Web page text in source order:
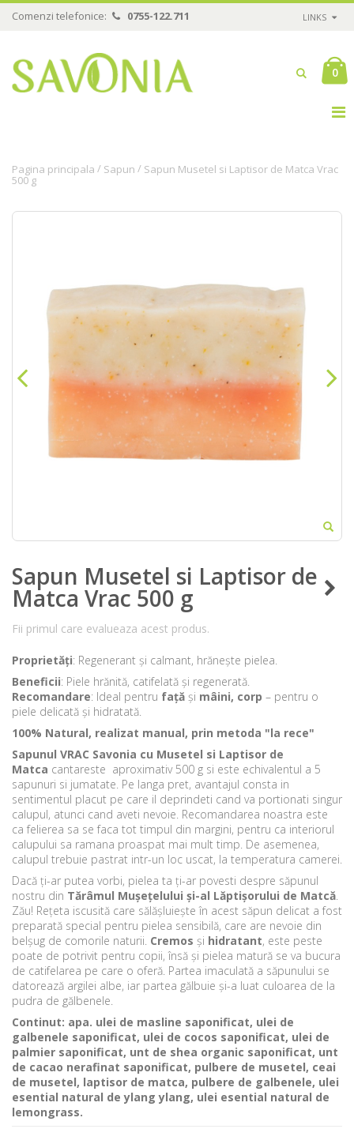
Comenzi telefonice: 0755-122.711 LINKS
0
Pagina principala / Sapun / Sapun Musetel si Laptisor de Matca Vrac
500 g
Sapun Musetel si Laptisor de
Matca Vrac 500 g
Fii primul care evalueaza acest produs.
Proprietăți: Regenerant și calmant, hrănește pielea.
Beneficii: Piele hrănită, catifelată și regenerată.
Recomandare: Ideal pentru față și mâini, corp – pentru o
piele delicată și hidratată.
100% Natural, realizat manual, prin metoda "la rece"
Sapunul VRAC Savonia cu Musetel si Laptisor de
Matca cantareste aproximativ 500 g si este echivalentul a 5
sapunuri si jumatate. Pe langa pret, avantajul consta in
sentimentul placut pe care il deprindeti cand va portionati singur
calupul, atunci cand aveti nevoie. Recomandarea noastra este
ca felierea sa se faca tot timpul din margini, pentru ca interiorul
calupului sa ramana proaspat mai mult timp. De asemenea,
calupul trebuie pastrat intr-un loc uscat, la temperatura camerei.
Dacă ți-ar putea vorbi, pielea ta ți-ar povesti despre săpunul
nostru din Tărâmul Mușețelului și-al Lăptișorului de Matcă.
Zău! Rețeta iscusită care sălășluiește în acest săpun delicat a fost
preparată special pentru pielea sensibilă, care are nevoie din
belșug de comorile naturii. Cremos și hidratant, este peste
poate de potrivit pentru copii, însă și pielea matură se va bucura
de catifelarea pe care o oferă. Partea imaculată a săpunului se
datorează argilei albe, iar partea gălbuie și-a luat culoarea de la
pudra de gălbenele.
Continut: apa. ulei de masline saponificat, ulei de
galbenele saponificat, ulei de cocos saponificat, ulei de
palmier saponificat, unt de shea organic saponificat, unt
de cacao nerafinat saponificat, pulbere de musetel, ceai
de musetel, laptisor de matca, pulbere de galbenele, ulei
esential natural de ylang ylang, ulei esential natural de
lemongrass.